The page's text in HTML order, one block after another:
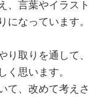
、言葉やイラスト
になっています。
り取りを通して、
く思います。
て、改めて考えさ